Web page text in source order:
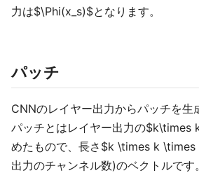
力は$\Phi(x_s)$となります。
パッチ
CNNのレイヤー出力からパッチを生
パッチとはレイヤー出力の$k\times
めたもので、長さ$k \times k
出力のチャンネル数)のベクトルです。